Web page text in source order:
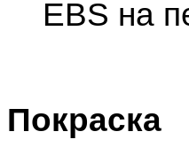
EBS на
Покраска